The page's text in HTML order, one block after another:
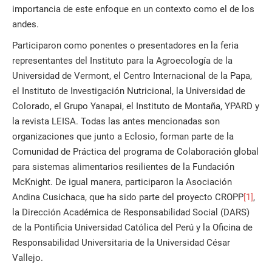
importancia de este enfoque en un contexto como el de los
andes.
Participaron como ponentes o presentadores en la feria
representantes del Instituto para la Agroecología de la
Universidad de Vermont, el Centro Internacional de la Papa,
el Instituto de Investigación Nutricional, la Universidad de
Colorado, el Grupo Yanapai, el Instituto de Montaña, YPARD y
la revista LEISA. Todas las antes mencionadas son
organizaciones que junto a Eclosio, forman parte de la
Comunidad de Práctica del programa de Colaboración global
para sistemas alimentarios resilientes de la Fundación
McKnight. De igual manera, participaron la Asociación
Andina Cusichaca, que ha sido parte del proyecto CROPP[1],
la Dirección Académica de Responsabilidad Social (DARS)
de la Pontificia Universidad Católica del Perú y la Oficina de
Responsabilidad Universitaria de la Universidad César
Vallejo.